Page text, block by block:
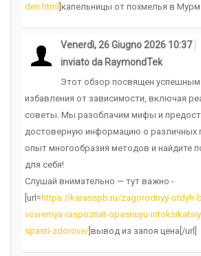
den.html]капельницы от похмелья в
Venerdì, 26 Giugno 2026 10:37
inviato da RaymondTek
Этот обзор посвящен успешным
избавления от зависимости, включая
советы. Мы разоблачим мифы и
достоверную информацию о различных
опыт многообразия методов и найдите
для себя!
Слушай внимательно — тут важно -
[url=https://karasspb.ru/zagorodnyy-otdyh-
vovremya-raspoznat-opasnuyu-
spasti-zdorove/]вывод из запоя цена[/url]